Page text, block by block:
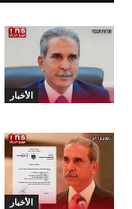
الأخبار
الأخبار